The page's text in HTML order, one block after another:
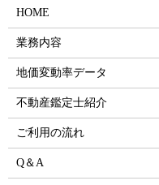
HOME
業務内容
地価変動率データ
不動産鑑定士紹介
ご利用の流れ
Q＆A